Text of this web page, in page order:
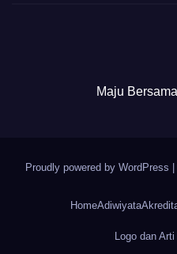
Maju
Proudly powered by WordPress
HomeAdiwiyata
Logo dan